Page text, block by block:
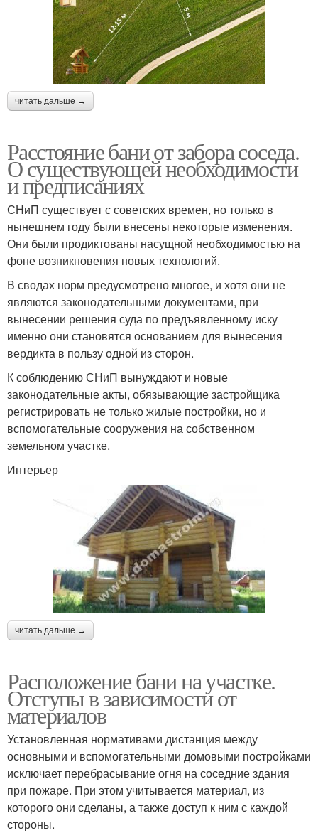
Расстояние до забора
читать дальше →
Расстояние бани от забора соседа.
О существующей необходимости
и предписаниях
СНиП существует с советских времен, но только в
нынешнем году были внесены некоторые изменения.
Они были продиктованы насущной необходимостью на
фоне возникновения новых технологий.
В сводах норм предусмотрено многое, и хотя они не
являются законодательными документами, при
вынесении решения суда по предъявленному иску
именно они становятся основанием для вынесения
вердикта в пользу одной из сторон.
К соблюдению СНиП вынуждают и новые
законодательные акты, обязывающие застройщика
регистрировать не только жилые постройки, но и
вспомогательные сооружения на собственном
земельном участке.
Интерьер
читать дальше →
Расположение бани на участке.
Отступы в зависимости от
материалов
Установленная нормативами дистанция между
основными и вспомогательными домовыми постройками
исключает перебрасывание огня на соседние здания
при пожаре. При этом учитывается материал, из
которого они сделаны, а также доступ к ним с каждой
стороны.